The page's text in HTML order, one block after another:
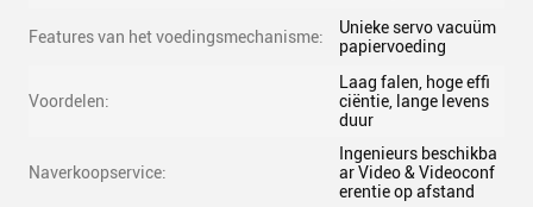
Features van het voedingsmechanisme:
Unieke servo vacuüm
papiervoeding
Voordelen:
Laag falen, hoge effi
ciëntie, lange levens
duur
Naverkoopservice:
Ingenieurs beschikba
ar Video & Videoconf
erentie op afstand